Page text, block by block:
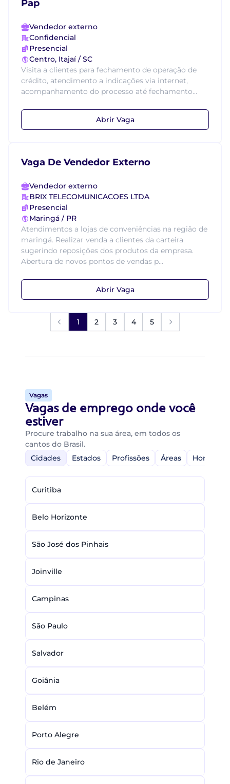
Pap
Vendedor externo
Confidencial
Presencial
Centro, Itajaí / SC
Visita a clientes para fechamento de operação de
crédito, atendimento a indicações via internet,
acompanhamento do processo até fechamento...
Abrir Vaga
Vaga De Vendedor Externo
Vendedor externo
BRIX TELECOMUNICACOES LTDA
Presencial
Maringá / PR
Atendimentos a lojas de conveniências na região de
maringá. Realizar venda a clientes da carteira
sugerindo reposições dos produtos da empresa.
Abertura de novos pontos de vendas p...
Abrir Vaga
1 2 3 4 5
Vagas
Vagas de emprego onde você
estiver
Procure trabalho na sua área, em todos os
cantos do Brasil.
Cidades
Estados Profissões Áreas Home-
Curitiba
Belo Horizonte
São José dos Pinhais
Joinville
Campinas
São Paulo
Salvador
Goiânia
Belém
Porto Alegre
Rio de Janeiro